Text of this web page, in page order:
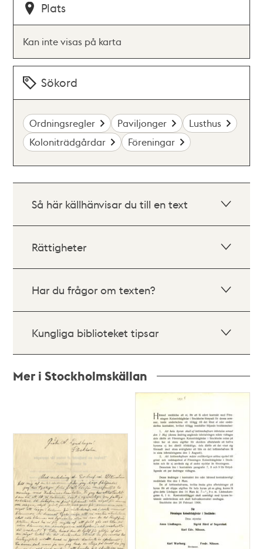
Plats
Kan inte visas på karta
Sökord
Ordningsregler Paviljonger
Lusthus
Koloniträdgårdar
Föreningar
Så här källhänvisar du till en text
Rättigheter
Har du frågor om texten?
Kungliga biblioteket tipsar
Mer i Stockholmskällan